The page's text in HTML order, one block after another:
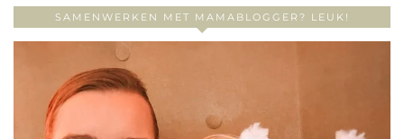
SAMENWERKEN MET MAMABLOGGER? LEUK!